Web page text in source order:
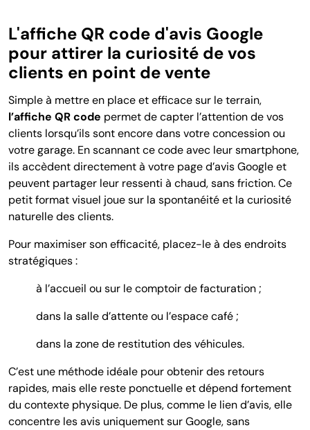
L'affiche QR code d'avis Google
pour attirer la curiosité de vos
clients en point de vente
Simple à mettre en place et efficace sur le terrain,
l’affiche QR code permet de capter l’attention de vos
clients lorsqu’ils sont encore dans votre concession ou
votre garage. En scannant ce code avec leur smartphone,
ils accèdent directement à votre page d’avis Google et
peuvent partager leur ressenti à chaud, sans friction. Ce
petit format visuel joue sur la spontanéité et la curiosité
naturelle des clients.
Pour maximiser son efficacité, placez-le à des endroits
stratégiques :
à l’accueil ou sur le comptoir de facturation ;
dans la salle d’attente ou l’espace café ;
dans la zone de restitution des véhicules.
C’est une méthode idéale pour obtenir des retours
rapides, mais elle reste ponctuelle et dépend fortement
du contexte physique. De plus, comme le lien d’avis, elle
concentre les avis uniquement sur Google, sans